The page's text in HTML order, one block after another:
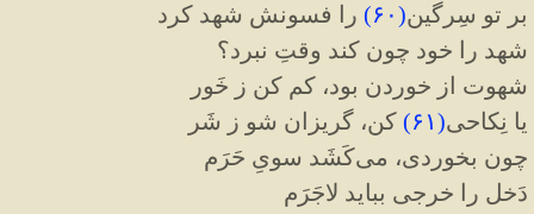
بر تو سِرگین(۶۰) را فسونش شهد کرد
شهد را خود چون کند وقتِ نبرد؟
شهوت از خوردن بود، کم کن ز خَور
یا نِکاحی(۶۱) کن، گریزان شو ز شَر
چون بخوردی، می‌کَشَد سویِ حَرَم
دَخل را خرجی بباید لاجَرَم